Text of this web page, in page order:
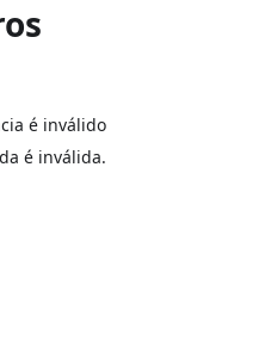
é inválido
é inválida.